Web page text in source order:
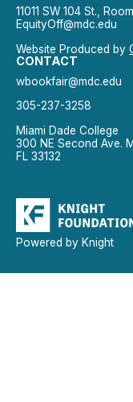
11011 SW 104 St.,
EquityOff@mdc.edu
Website Produced by
CONTACT
wbookfair@mdc.edu
305-237-3258
Miami Dade College
300 NE Second Ave.
FL 33132
Powered by Knight